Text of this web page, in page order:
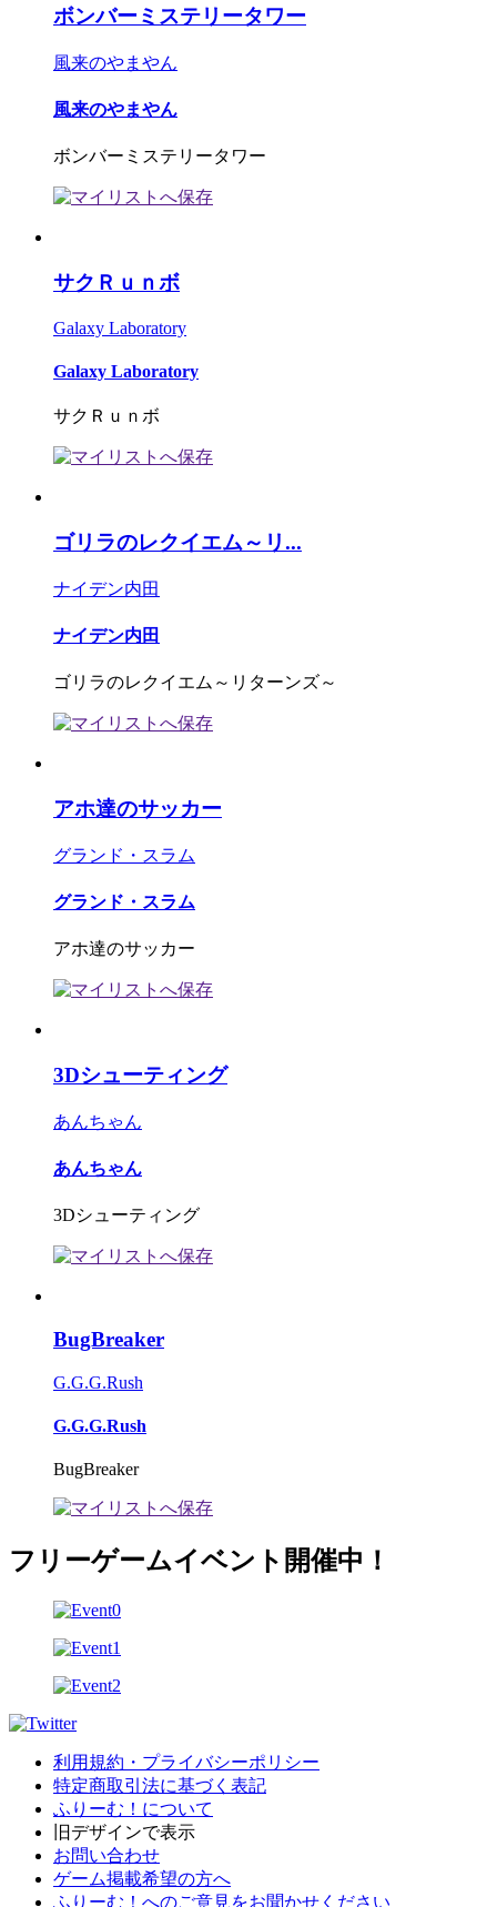
ボンバーミステリータワー
風来のやまやん
風来のやまやん
ボンバーミステリータワー
サクＲｕｎボ
Galaxy Laboratory
Galaxy Laboratory
サクＲｕｎボ
ゴリラのレクイエム～リ...
ナイデン内田
ナイデン内田
ゴリラのレクイエム～リターンズ～
アホ達のサッカー
グランド・スラム
グランド・スラム
アホ達のサッカー
3Dシューティング
あんちゃん
あんちゃん
3Dシューティング
BugBreaker
G.G.G.Rush
G.G.G.Rush
BugBreaker
フリーゲームイベント開催中！
利用規約・プライバシーポリシー
特定商取引法に基づく表記
ふりーむ！について
旧デザインで表示
お問い合わせ
ゲーム掲載希望の方へ
ふりーむ！へのご意見をお聞かせください